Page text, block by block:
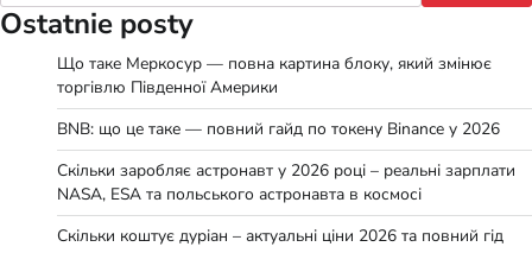
Ostatnie posty
Що таке Меркосур — повна картина блоку, який змінює
торгівлю Південної Америки
BNB: що це таке — повний гайд по токену Binance у 2026
Скільки заробляє астронавт у 2026 році – реальні зарплати
NASA, ESA та польського астронавта в космосі
Скільки коштує дуріан – актуальні ціни 2026 та повний гід